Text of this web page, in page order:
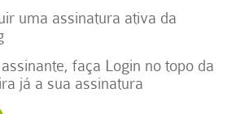
uma assinatura ativa da
faça Login no topo da
já a sua assinatura